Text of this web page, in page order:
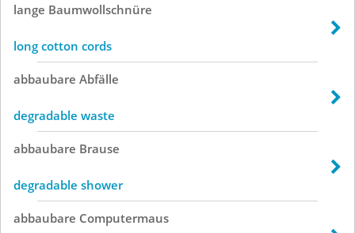
lange Baumwollschnüre
long cotton cords
abbaubare Abfälle
degradable waste
abbaubare Brause
degradable shower
abbaubare Computermaus